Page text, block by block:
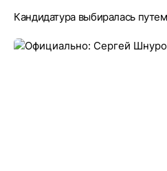
Кандидатура выбиралась